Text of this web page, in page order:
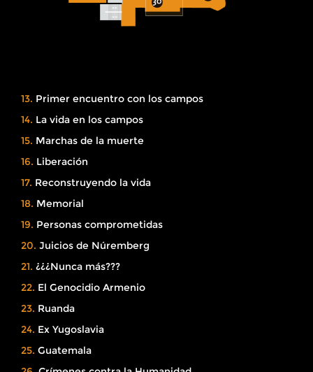
13. Primer encuentro con los campos
14. La vida en los campos
15. Marchas de la muerte
16. Liberación
17. Reconstruyendo la vida
18. Memorial
19. Personas comprometidas
20. Juicios de Núremberg
21. ¿¿¿Nunca más???
22. El Genocidio Armenio
23. Ruanda
24. Ex Yugoslavia
25. Guatemala